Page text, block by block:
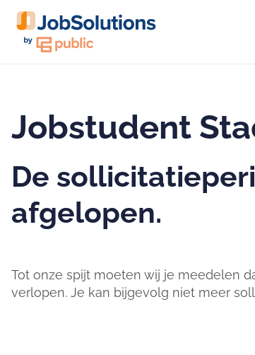
Jobstudent
De
afgelopen.
Tot onze spijt moeten wij je meedelen
verlopen. Je kan bijgevolg niet meer